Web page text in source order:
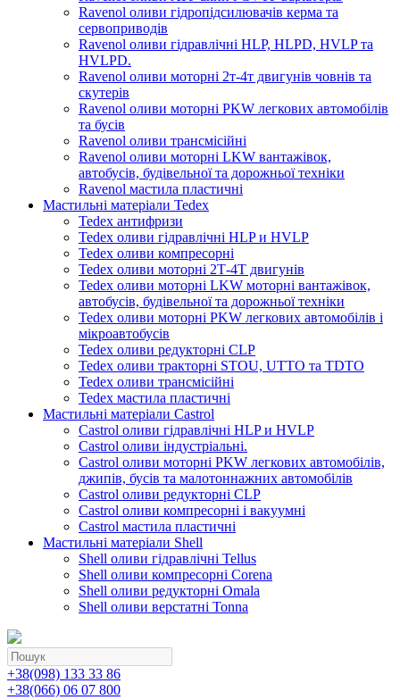
Ravenol оливи гідропідсилювачів керма та
сервоприводів
Ravenol оливи гідравлічні HLP, HLPD, HVLP та
HVLPD.
Ravenol оливи моторні 2т-4т двигунів човнів та
скутерів
Ravenol оливи моторні PKW легкових автомобілів
та бусів
Ravenol оливи трансмісійні
Ravenol оливи моторні LKW вантажівок,
автобусів, будівельної та дорожньої техніки
Ravenol мастила пластичні
Мастильні матеріали Tedex
Tedex антифризи
Tedex оливи гідравлічні HLP и HVLP
Tedex оливи компресорні
Tedex оливи моторні 2Т-4Т двигунів
Tedex оливи моторні LKW моторні вантажівок,
автобусів, будівельної та дорожньої техніки
Tedex оливи моторні PKW легкових автомобілів і
мікроавтобусів
Tedex оливи редукторні CLP
Tedex оливи тракторні STOU, UTTO та TDTO
Tedex оливи трансмісійні
Tedex мастила пластичні
Мастильні матеріали Castrol
Castrol оливи гідравлічні HLP и HVLP
Castrol оливи індустріальні.
Castrol оливи моторні PKW легкових автомобілів,
джипів, бусів та малотоннажних автомобілів
Castrol оливи редукторні CLP
Castrol оливи компресорні і вакуумні
Castrol мастила пластичні
Мастильні матеріали Shell
Shell оливи гідравлічні Tellus
Shell оливи компресорні Corena
Shell оливи редукторні Omala
Shell оливи верстатні Tonna
+38(098) 133 33 86
+38(066) 06 07 800